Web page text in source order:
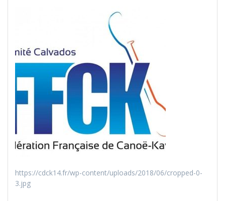
https://cdck14.fr/wp-content/uploads/2018/06/cropped-0-
3.jpg